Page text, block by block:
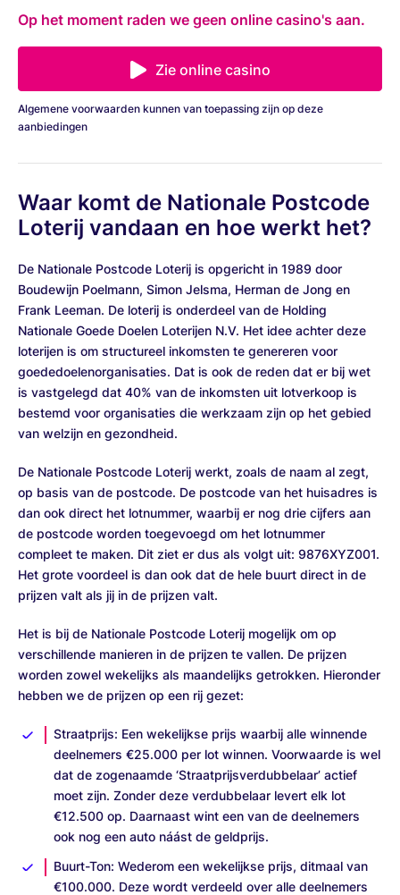
Op het moment raden we geen online casino's aan.
Zie online casino
Algemene voorwaarden kunnen van toepassing zijn op deze
aanbiedingen
Waar komt de Nationale Postcode
Loterij vandaan en hoe werkt het?
De Nationale Postcode Loterij is opgericht in 1989 door
Boudewijn Poelmann, Simon Jelsma, Herman de Jong en
Frank Leeman. De loterij is onderdeel van de Holding
Nationale Goede Doelen Loterijen N.V. Het idee achter deze
loterijen is om structureel inkomsten te genereren voor
goededoelenorganisaties. Dat is ook de reden dat er bij wet
is vastgelegd dat 40% van de inkomsten uit lotverkoop is
bestemd voor organisaties die werkzaam zijn op het gebied
van welzijn en gezondheid.
De Nationale Postcode Loterij werkt, zoals de naam al zegt,
op basis van de postcode. De postcode van het huisadres is
dan ook direct het lotnummer, waarbij er nog drie cijfers aan
de postcode worden toegevoegd om het lotnummer
compleet te maken. Dit ziet er dus als volgt uit: 9876XYZ001.
Het grote voordeel is dan ook dat de hele buurt direct in de
prijzen valt als jij in de prijzen valt.
Het is bij de Nationale Postcode Loterij mogelijk om op
verschillende manieren in de prijzen te vallen. De prijzen
worden zowel wekelijks als maandelijks getrokken. Hieronder
hebben we de prijzen op een rij gezet:
Straatprijs: Een wekelijkse prijs waarbij alle winnende
deelnemers €25.000 per lot winnen. Voorwaarde is wel
dat de zogenaamde ‘Straatprijsverdubbelaar’ actief
moet zijn. Zonder deze verdubbelaar levert elk lot
€12.500 op. Daarnaast wint een van de deelnemers
ook nog een auto náást de geldprijs.
Buurt-Ton: Wederom een wekelijkse prijs, ditmaal van
€100.000. Deze wordt verdeeld over alle deelnemers